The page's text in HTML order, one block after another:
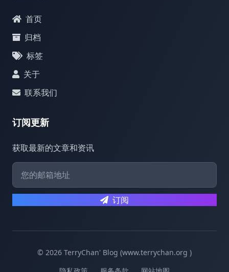
首页
归档
标签
关于
联系我们
订阅更新
获取最新的文章和资讯
订阅
© 2026 TerryChan' Blog (www.terrychan.org )